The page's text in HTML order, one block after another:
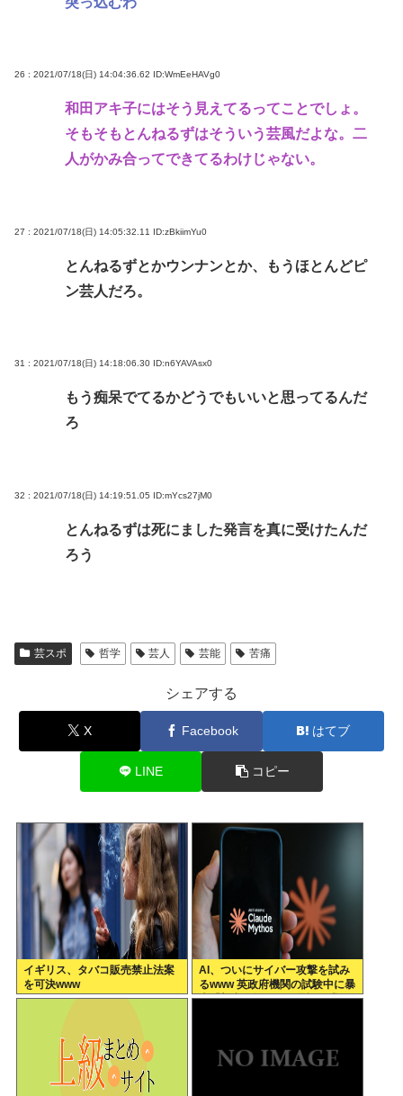
26 : 2021/07/18(日) 14:04:36.62 ID:WmEeHAVg0
和田アキ子にはそう見えてるってことでしょ。
そもそもとんねるずはそういう芸風だよな。二
人がかみ合ってできてるわけじゃない。
27 : 2021/07/18(日) 14:05:32.11 ID:zBkiimYu0
とんねるずとかウンナンとか、もうほとんどピ
ン芸人だろ。
31 : 2021/07/18(日) 14:18:06.30 ID:n6YAVAsx0
もう痴呆でてるかどうでもいいと思ってるんだ
ろ
32 : 2021/07/18(日) 14:19:51.05 ID:mYcs27jM0
とんねるずは死にました発言を真に受けたんだ
ろう
芸スポ 哲学 芸人 芸能 苦痛
シェアする
X Facebook はてブ
LINE コピー
イギリス、タバコ販売禁止法案
を可決www
AI、ついにサイバー攻撃を試み
るwww 英政府機関の試験中に暴
走「架空人物になり承認要求」